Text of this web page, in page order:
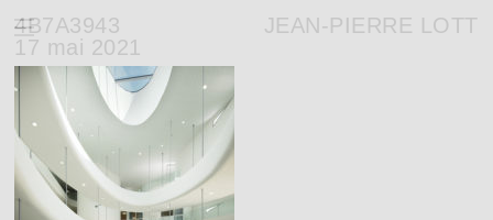
JEAN-PIERRE LOTT
4B7A3943
17 mai 2021